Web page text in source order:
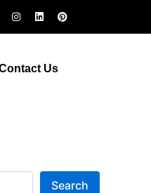
I
n
r
L
i
i
P
i
Us
Search